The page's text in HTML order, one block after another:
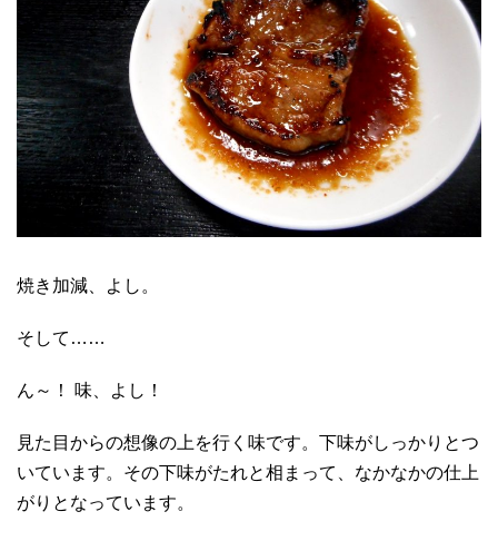
焼き加減、よし。
そして……
ん～！ 味、よし！
見た目からの想像の上を行く味です。下味がしっかりとつ
いています。その下味がたれと相まって、なかなかの仕上
がりとなっています。